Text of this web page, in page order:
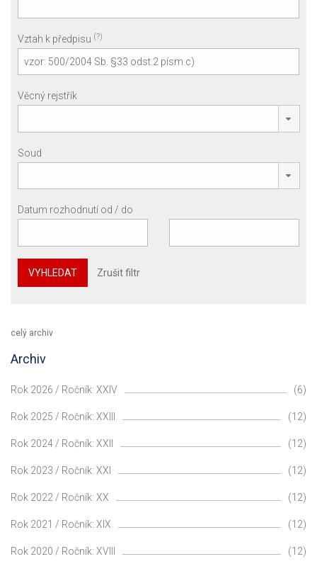
Vztah k předpisu (?)
Věcný rejstřík
Soud
Datum rozhodnutí od / do
VYHLEDAT Zrušit filtr
celý archiv
Archiv
Rok 2026 / Ročník: XXIV (6)
Rok 2025 / Ročník: XXIII (12)
Rok 2024 / Ročník: XXII (12)
Rok 2023 / Ročník: XXI (12)
Rok 2022 / Ročník: XX (12)
Rok 2021 / Ročník: XIX (12)
Rok 2020 / Ročník: XVIII (12)